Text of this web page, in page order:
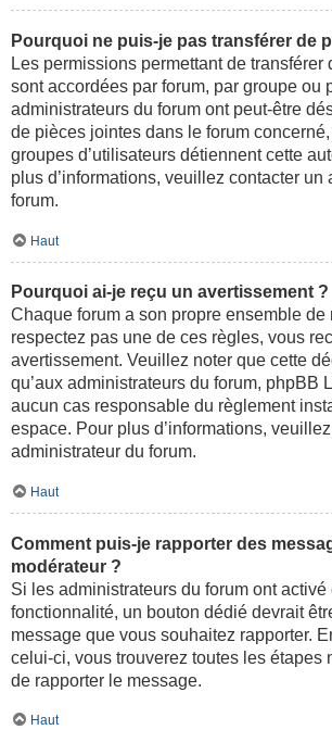
Pourquoi ne puis-je pas transférer de
Les permissions permettant de transférer
sont accordées par forum, par groupe ou
administrateurs du forum ont peut-être
de pièces jointes dans le forum
groupes d’utilisateurs détiennent cette
plus d’informations, veuillez contacter un
forum.
Haut
Pourquoi ai-je reçu un avertissement ?
Chaque forum a son propre ensemble de
respectez pas une de ces règles, vous
avertissement. Veuillez noter que cette
qu’aux administrateurs du forum, phpBB
aucun cas responsable du règlement
espace. Pour plus d’informations,
administrateur du forum.
Haut
Comment puis-je rapporter des
modérateur ?
Si les administrateurs du forum ont activé
fonctionnalité, un bouton dédié devrait
message que vous souhaitez rapporter.
celui-ci, vous trouverez toutes les étapes
de rapporter le message.
Haut